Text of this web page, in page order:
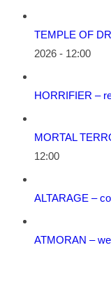
TEMPLE OF
2026 - 12:00
HORRIFIER –
MORTAL
12:00
ALTARAGE –
ATMORAN –